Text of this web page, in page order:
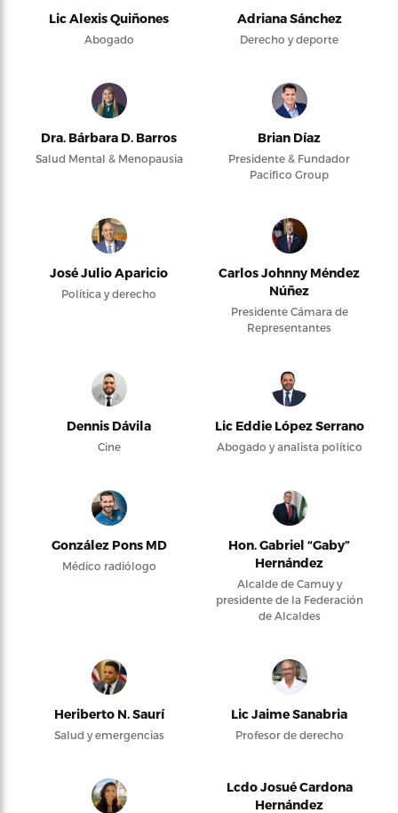
Lic Alexis Quiñones
Abogado
Adriana Sánchez
Derecho y deporte
Dra. Bárbara D. Barros
Salud Mental & Menopausia
Brian Díaz
Presidente & Fundador
Pacifico Group
José Julio Aparicio
Política y derecho
Carlos Johnny Méndez
Núñez
Presidente Cámara de
Representantes
Dennis Dávila
Cine
Lic Eddie López Serrano
Abogado y analista político
González Pons MD
Médico radiólogo
Hon. Gabriel “Gaby”
Hernández
Alcalde de Camuy y
presidente de la Federación
de Alcaldes
Heriberto N. Saurí
Salud y emergencias
Lic Jaime Sanabria
Profesor de derecho
Lcdo Josué Cardona
Hernández